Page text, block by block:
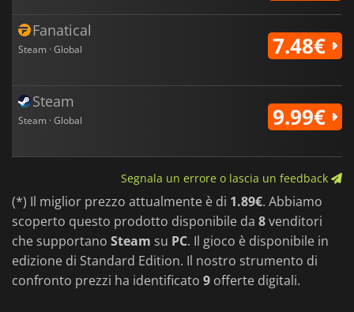
Fanatical
Steam · Global 7.48€
Steam
Steam · Global 9.99€
Segnala un errore o lascia un feedback
(*) Il miglior prezzo attualmente è di 1.89€. Abbiamo
scoperto questo prodotto disponibile da 8venditori
che supportano Steam su PC. Il gioco è disponibile in
edizione di Standard Edition. Il nostro strumento di
confronto prezzi ha identificato 9 offerte digitali.